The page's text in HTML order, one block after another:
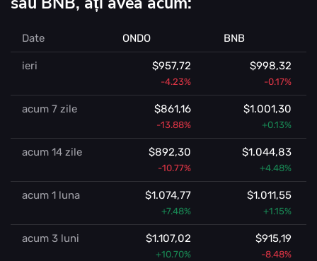
Date ONDO BNB
ieri $957,72
-4.23%
$998,32
-0.17%
acum 7 zile $861,16
-13.88%
$1.001,30
+0.13%
acum 14 zile $892,30
-10.77%
$1.044,83
+4.48%
acum 1 luna $1.074,77
+7.48%
$1.011,55
+1.15%
acum 3 luni $1.107,02
+10.70%
$915,19
-8.48%